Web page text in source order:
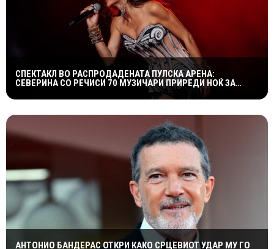
СПЕКТАКЛ ВО РАСПРОДАДЕНАТА ПУЛСКА АРЕНА:
СЕВЕРИНА СО РЕЧИСИ 70 МУЗИЧАРИ ПРИРЕДИ НОЌ ЗА
АНТОНИО БАНДЕРАС ОТКРИ КАКО СРЦЕВИОТ УДАР МУ ГО